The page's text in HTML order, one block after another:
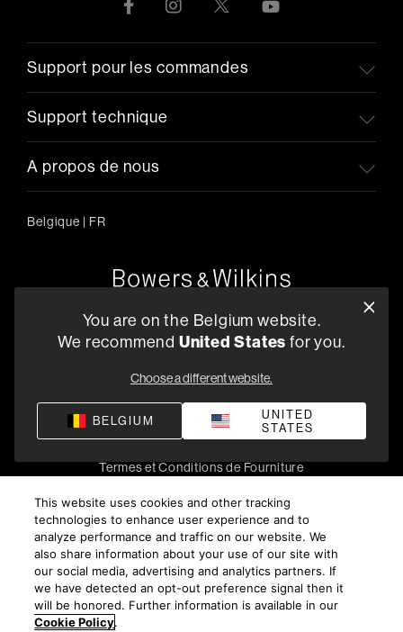
Support pour les commandes
Support technique
A propos de nous
Belgique | FR
+33 (1) 89 54 63 64
Politique de confidentialitéConditions de venteCompliance
Termes et Conditions de Fourniture
© 2026 Harman International Industries, Incorporated. All
rights reserved.
You are on the Belgium website.
We recommend United States for you.
Choose a different website.
BELGIUM
UNITED
STATES
This website uses cookies and other tracking
technologies to enhance user experience and to
analyze performance and traffic on our website. We
also share information about your use of our site with
our social media, advertising and analytics partners. If
we have detected an opt-out preference signal then it
will be honored. Further information is available in our
Cookie Policy.